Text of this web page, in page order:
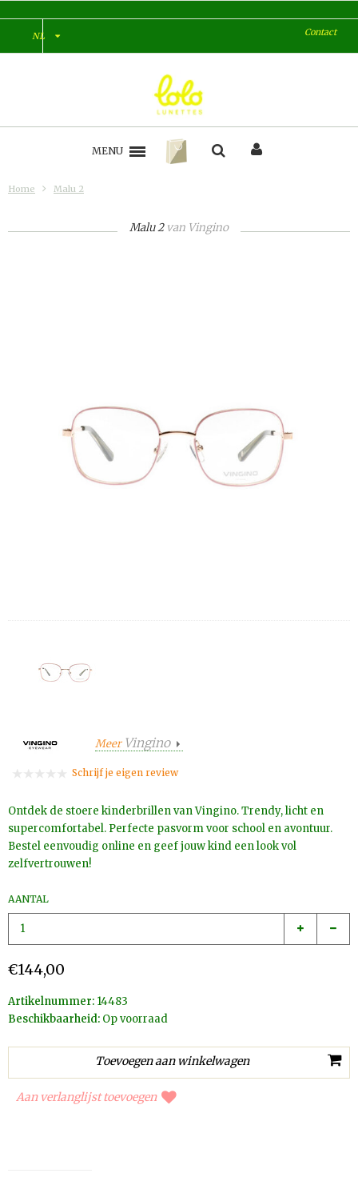
NL Contact
MENU
Home Malu 2
Malu 2 van Vingino
Meer Vingino
Schrijf je eigen review
Ontdek de stoere kinderbrillen van Vingino. Trendy, licht en
supercomfortabel. Perfecte pasvorm voor school en avontuur.
Bestel eenvoudig online en geef jouw kind een look vol
zelfvertrouwen!
AANTAL
€144,00
Artikelnummer: 14483
Beschikbaarheid: Op voorraad
Aan verlanglijst toevoegen